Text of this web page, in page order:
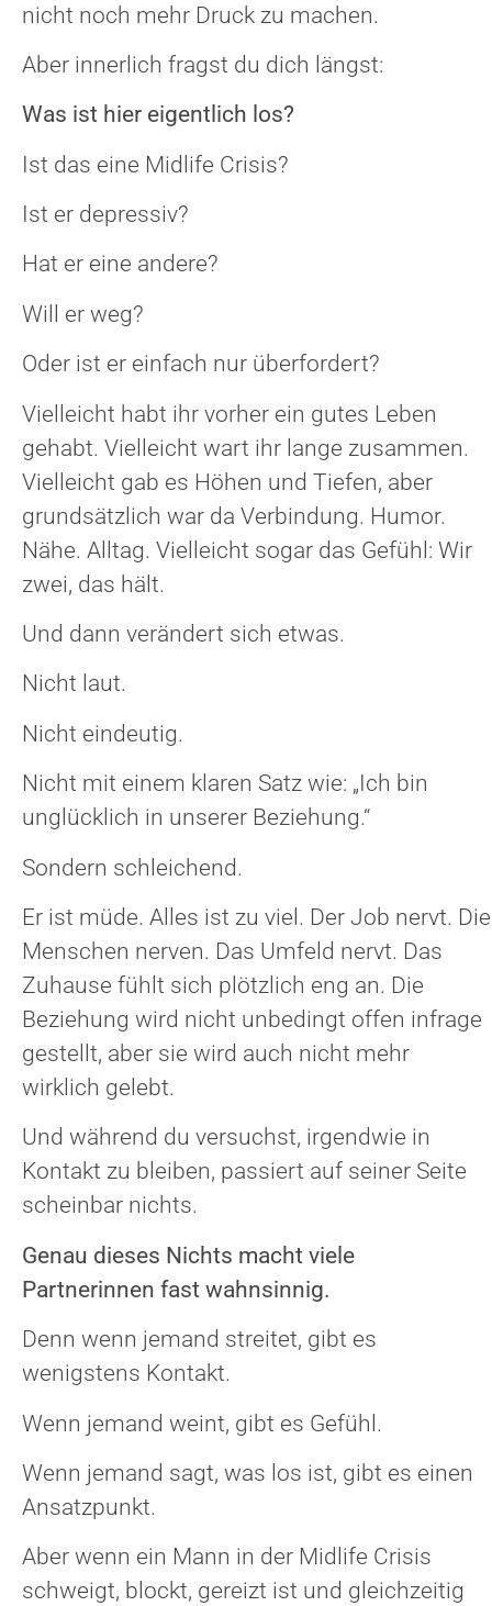
nicht noch mehr Druck zu machen.
Aber innerlich fragst du dich längst:
Was ist hier eigentlich los?
Ist das eine Midlife Crisis?
Ist er depressiv?
Hat er eine andere?
Will er weg?
Oder ist er einfach nur überfordert?
Vielleicht habt ihr vorher ein gutes Leben
gehabt. Vielleicht wart ihr lange zusammen.
Vielleicht gab es Höhen und Tiefen, aber
grundsätzlich war da Verbindung. Humor.
Nähe. Alltag. Vielleicht sogar das Gefühl: Wir
zwei, das hält.
Und dann verändert sich etwas.
Nicht laut.
Nicht eindeutig.
Nicht mit einem klaren Satz wie: „Ich bin
unglücklich in unserer Beziehung.“
Sondern schleichend.
Er ist müde. Alles ist zu viel. Der Job nervt. Die
Menschen nerven. Das Umfeld nervt. Das
Zuhause fühlt sich plötzlich eng an. Die
Beziehung wird nicht unbedingt offen infrage
gestellt, aber sie wird auch nicht mehr
wirklich gelebt.
Und während du versuchst, irgendwie in
Kontakt zu bleiben, passiert auf seiner Seite
scheinbar nichts.
Genau dieses Nichts macht viele
Partnerinnen fast wahnsinnig.
Denn wenn jemand streitet, gibt es
wenigstens Kontakt.
Wenn jemand weint, gibt es Gefühl.
Wenn jemand sagt, was los ist, gibt es einen
Ansatzpunkt.
Aber wenn ein Mann in der Midlife Crisis
schweigt, blockt, gereizt ist und gleichzeitig